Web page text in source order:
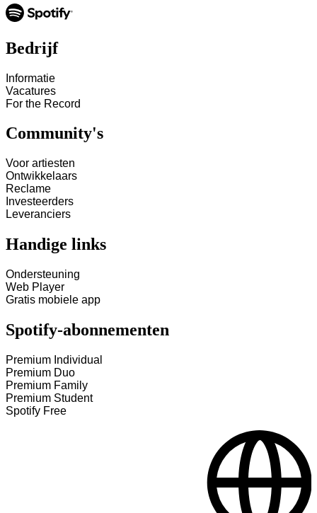
Bedrijf
Informatie
Vacatures
For the Record
Community's
Voor artiesten
Ontwikkelaars
Reclame
Investeerders
Leveranciers
Handige links
Ondersteuning
Web Player
Gratis mobiele app
Spotify-abonnementen
Premium Individual
Premium Duo
Premium Family
Premium Student
Spotify Free